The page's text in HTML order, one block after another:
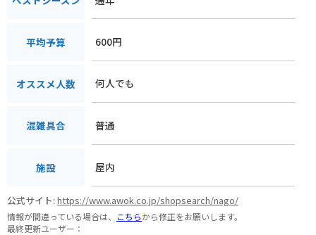
平均予算 600円
オススメ人数 何人でも
混雑具合 普通
施設 屋内
公式サイト:https://www.awok.co.jp/shopsearch/nago/
情報が間違っている場合は、 こちらから修正をお願いします。
最終更新ユーザー：